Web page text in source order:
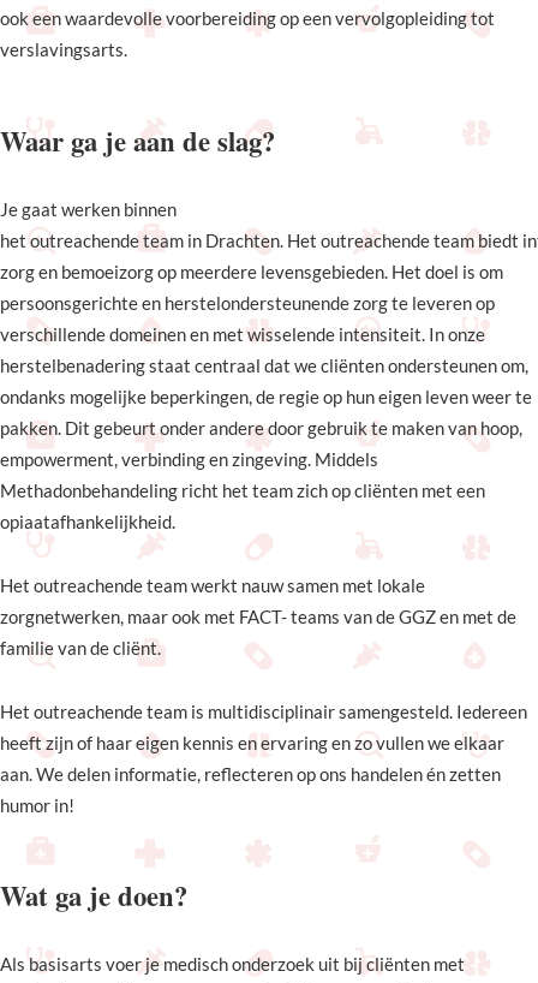
ook een waardevolle voorbereiding op een vervolgopleiding tot
verslavingsarts.
Waar ga je aan de slag?
Je gaat werken binnen
het outreachende team in Drachten. Het outreachende team biedt
zorg en bemoeizorg op meerdere levensgebieden. Het doel is om
persoonsgerichte en herstelondersteunende zorg te leveren op
verschillende domeinen en met wisselende intensiteit. In onze
herstelbenadering staat centraal dat we cliënten ondersteunen om,
ondanks mogelijke beperkingen, de regie op hun eigen leven weer te
pakken. Dit gebeurt onder andere door gebruik te maken van hoop,
empowerment, verbinding en zingeving. Middels
Methadonbehandeling richt het team zich op cliënten met een
opiaatafhankelijkheid.
Het outreachende team werkt nauw samen met lokale
zorgnetwerken, maar ook met FACT- teams van de GGZ en met de
familie van de cliënt.
Het outreachende team is multidisciplinair samengesteld. Iedereen
heeft zijn of haar eigen kennis en ervaring en zo vullen we elkaar
aan. We delen informatie, reflecteren op ons handelen én zetten
humor in!
Wat ga je doen?
Als basisarts voer je medisch onderzoek uit bij cliënten met